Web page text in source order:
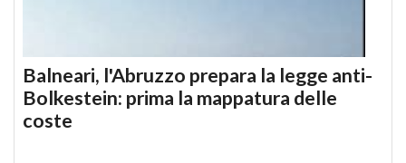
Balneari, l'Abruzzo prepara la legge anti-
Bolkestein: prima la mappatura delle
coste